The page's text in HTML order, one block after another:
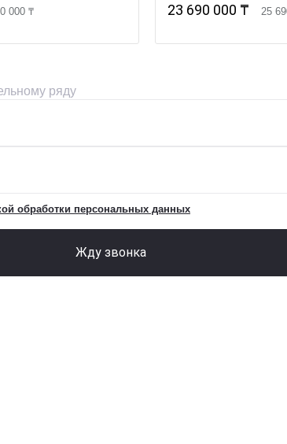
000 ₸ 23 690 000 ₸ 25
ряду
обработки персональных данных
Жду звонка